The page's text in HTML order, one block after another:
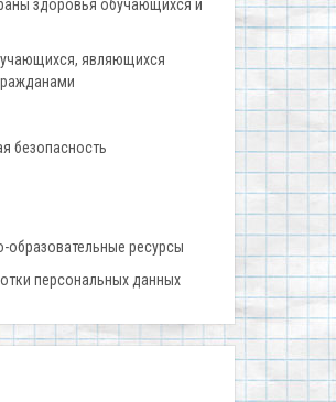
здоровья обучающихся и
являющихся
безопасность
ресурсы
персональных данных